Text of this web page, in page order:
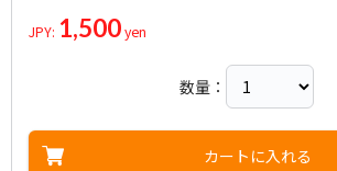
JPY: 1,500yen
数量：
カートに入れる